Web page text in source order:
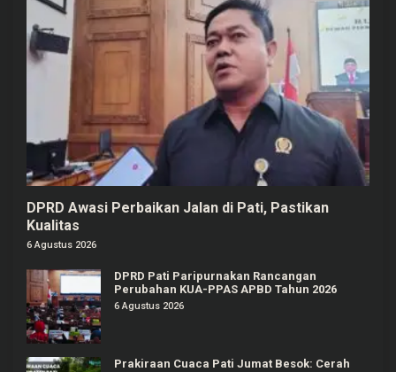
DPRD Awasi Perbaikan Jalan di Pati, Pastikan
Kualitas
6 Agustus 2026
DPRD Pati Paripurnakan Rancangan
Perubahan KUA-PPAS APBD Tahun 2026
6 Agustus 2026
Prakiraan Cuaca Pati Jumat Besok: Cerah